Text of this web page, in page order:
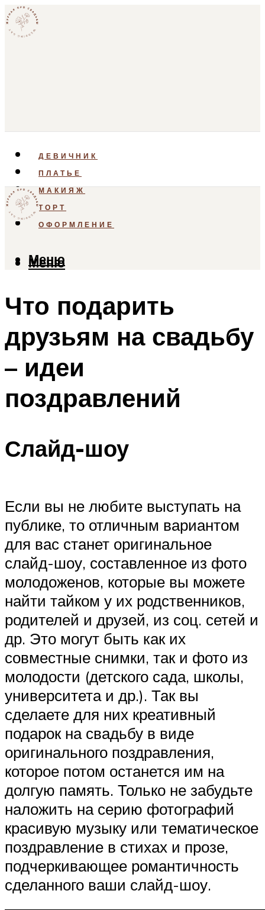
ДЕВИЧНИК
ПЛАТЬЕ
МАКИЯЖ
ТОРТ
ОФОРМЛЕНИЕ
Меню
Меню
Что подарить
друзьям на свадьбу
– идеи
поздравлений
Слайд-шоу
Если вы не любите выступать на
публике, то отличным вариантом
для вас станет оригинальное
слайд-шоу, составленное из фото
молодоженов, которые вы можете
найти тайком у их родственников,
родителей и друзей, из соц. сетей и
др. Это могут быть как их
совместные снимки, так и фото из
молодости (детского сада, школы,
университета и др.). Так вы
сделаете для них креативный
подарок на свадьбу в виде
оригинального поздравления,
которое потом останется им на
долгую память. Только не забудьте
наложить на серию фотографий
красивую музыку или тематическое
поздравление в стихах и прозе,
подчеркивающее романтичность
сделанного ваши слайд-шоу.